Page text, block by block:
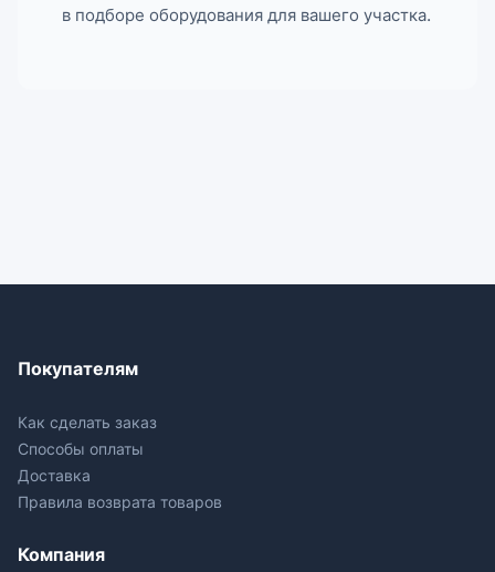
в подборе оборудования для вашего участка.
Покупателям
Как сделать заказ
Способы оплаты
Доставка
Правила возврата товаров
Компания